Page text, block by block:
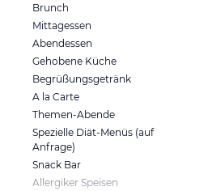
Brunch
Mittagessen
Abendessen
Gehobene Küche
Begrüßungsgetränk
A la Carte
Themen-Abende
Spezielle Diät-Menüs (auf
Anfrage)
Snack Bar
Allergiker Speisen